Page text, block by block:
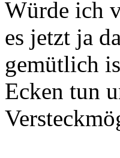
Würde ich
es jetzt ja
gemütlich
Ecken tun